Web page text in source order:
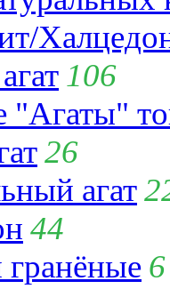
106
"Агаты"
26
агат
44
гранёные 6